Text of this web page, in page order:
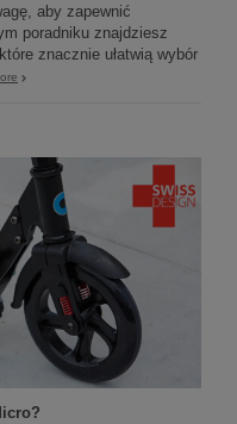
aby zapewnić
poradniku znajdziesz
znacznie ułatwią wybór